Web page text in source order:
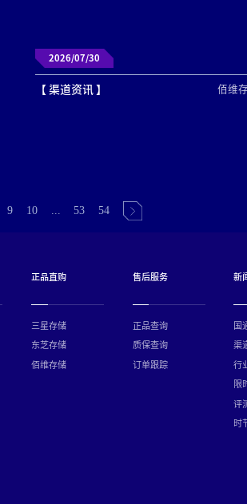
2026/07/30
【 渠道资讯 】 佰维
9 10 ... 53 54
正品直购
三星存储
东芝存储
佰维存储
售后服务
正品查询
质保查询
订单跟踪
新
国
渠
行
限
评
时